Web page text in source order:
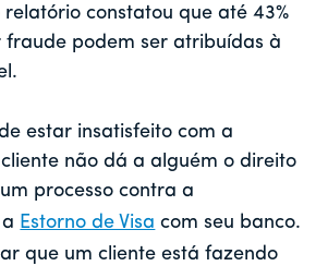
relatório constatou que até 43%
fraude podem ser atribuídas à
estar insatisfeito com a
não dá a alguém o direito
processo contra a
Estorno de Visa com seu banco.
que um cliente está fazendo